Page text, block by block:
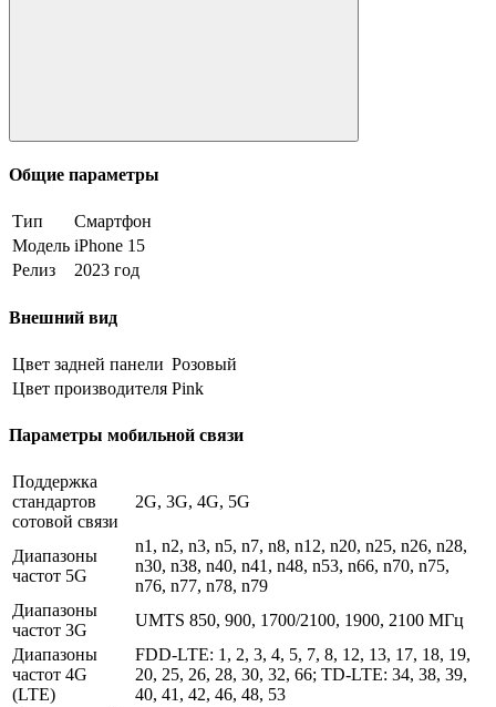
Общие параметры
Тип
Смартфон
Модель iPhone 15
Релиз
2023 год
Внешний вид
Цвет задней панели Розовый
Цвет производителя Pink
Параметры мобильной связи
Поддержка
стандартов
сотовой связи
2G, 3G, 4G, 5G
Диапазоны
частот 5G
n1, n2, n3, n5, n7, n8, n12, n20, n25, n26, n28,
n30, n38, n40, n41, n48, n53, n66, n70, n75,
n76, n77, n78, n79
Диапазоны
частот 3G
UMTS 850, 900, 1700/2100, 1900, 2100 МГц
Диапазоны
частот 4G
(LTE)
FDD-LTE: 1, 2, 3, 4, 5, 7, 8, 12, 13, 17, 18, 19,
20, 25, 26, 28, 30, 32, 66; TD-LTE: 34, 38, 39,
40, 41, 42, 46, 48, 53